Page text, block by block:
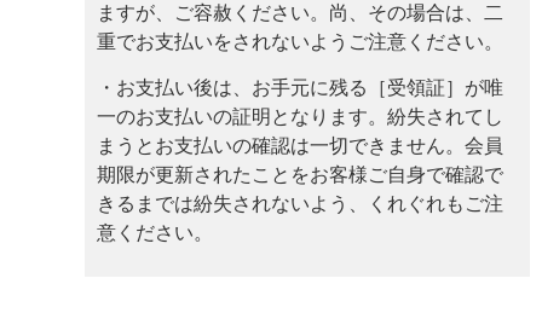
ますが、ご容赦ください。尚、その場合は、二
重でお支払いをされないようご注意ください。
・お支払い後は、お手元に残る［受領証］が唯
一のお支払いの証明となります。紛失されてし
まうとお支払いの確認は一切できません。会員
期限が更新されたことをお客様ご自身で確認で
きるまでは紛失されないよう、くれぐれもご注
意ください。